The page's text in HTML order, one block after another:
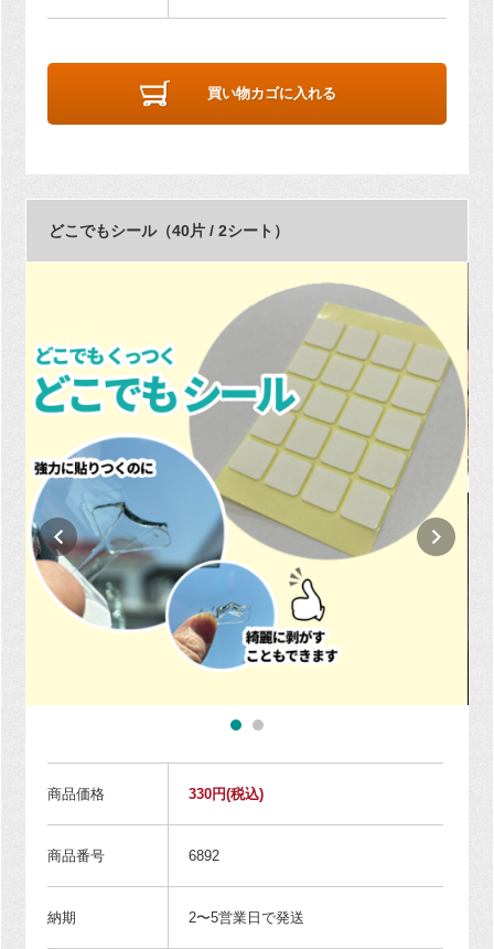
買い物カゴに入れる
どこでもシール（40片 / 2シート）
商品価格 330円(税込)
商品番号 6892
納期 2〜5営業日で発送